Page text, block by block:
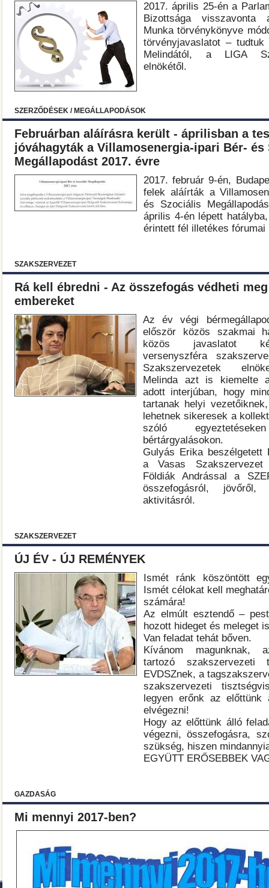
2017. április 25-én a
Bizottsága visszavonta
Munka törvénykönyve
törvényjavaslatot – tudtuk
Melindától, a LIGA
elnökétől.
SZERZŐDÉSEK / MEGÁLLAPODÁSOK
Februárban aláírásra került - áprilisban a
jóváhagyták a Villamosenergia-ipari Bér- és
Megállapodást 2017. évre
2017. február 9-én,
felek aláírták a
és Szociális
április 4-én lépett
érintett fél illetékes fórumai
SZAKSZERVEZET
Rá kell ébredni - Az összefogás védheti
embereket
Az év végi
először közös szakmai
közös javaslatot
versenyszféra
Szakszervezetek
Melinda azt is kiemelte
adott interjúban, hogy
tartanak helyi
lehetnek sikeresek a
szóló
bértárgyalásokon.
Gulyás Erika beszélgetett
a Vasas
Földiák Andrással a
összefogásról, jövőről,
aktivitásról.
SZAKSZERVEZET
ÚJ ÉV - ÚJ REMÉNYEK
Ismét ránk köszöntött
Ismét célokat kell
számára!
Az elmúlt esztendő –
hozott hideget és meleget
Van feladat tehát bőven.
Kívánom magunknak,
tartozó szakszervezeti
EVDSZnek, a
szakszervezeti
legyen erőnk az előttünk
elvégezni!
Hogy az előttünk álló
végezni, összefogásra,
szükség, hiszen
EGYÜTT ERŐSEBBEK
GAZDASÁG
Mi mennyi 2017-ben?